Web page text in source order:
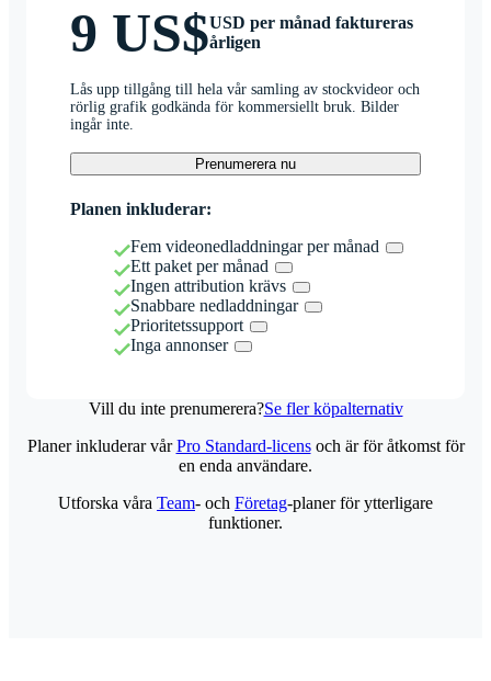
9 US$USD per månad faktureras
årligen
Lås upp tillgång till hela vår samling av stockvideor och
rörlig grafik godkända för kommersiellt bruk. Bilder
ingår inte.
Prenumerera nu
Planen inkluderar:
Fem videonedladdningar per månad
Ett paket per månad
Ingen attribution krävs
Snabbare nedladdningar
Prioritetssupport
Inga annonser
Vill du inte prenumerera?Se fler köpalternativ
Planer inkluderar vårPro Standard-licensoch är för åtkomst för
en enda användare.
Utforska våra Team- och Företag-planer för ytterligare
funktioner.